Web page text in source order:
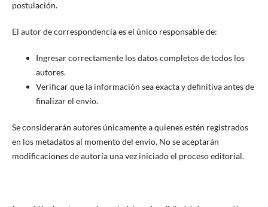
postulación.
El autor de correspondencia es el único responsable de:
Ingresar correctamente los datos completos de todos los
autores.
Verificar que la información sea exacta y definitiva antes de
finalizar el envío.
Se considerarán autores únicamente a quienes estén registrados
en los metadatos al momento del envío. No se aceptarán
modificaciones de autoría una vez iniciado el proceso editorial.